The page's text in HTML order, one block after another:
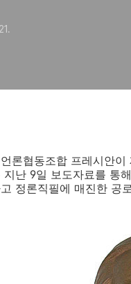
론협동조합 프레시안
지난 9일 보도자료를 통
정론직필에 매진한 공